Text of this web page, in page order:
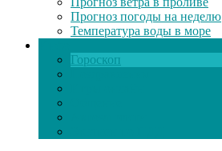
Прогноз погоды на неделю
Температура воды в море
Гороскоп